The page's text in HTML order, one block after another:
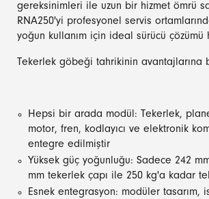
gereksinimleri ile uzun bir hizmet ömrü
RNA250'yi profesyonel servis
yoğun kullanım için ideal sürücü
Tekerlek göbeği tahrikinin avantajlarına
Hepsi bir arada modül: Tekerlek,
motor, fren, kodlayıcı ve elektronik
entegre edilmiştir
Yüksek güç yoğunluğu: Sadece 242
mm tekerlek çapı ile 250 kg'a kadar
Esnek entegrasyon: modüler tasarım,